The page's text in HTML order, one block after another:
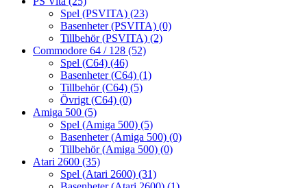
Spel (PSVITA) (23)
Basenheter (PSVITA) (0)
Tillbehör (PSVITA) (2)
Commodore 64 / 128 (52)
Spel (C64) (46)
Basenheter (C64) (1)
Tillbehör (C64) (5)
Övrigt (C64) (0)
Amiga 500 (5)
Spel (Amiga 500) (5)
Basenheter (Amiga 500) (0)
Tillbehör (Amiga 500) (0)
Atari 2600 (35)
Spel (Atari 2600) (31)